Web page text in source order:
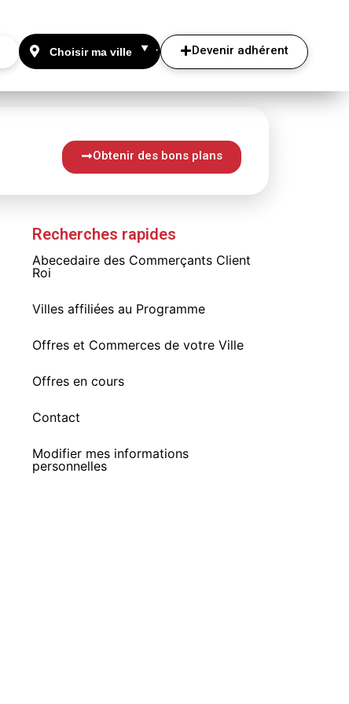
Devenir adhérent
Obtenir des bons plans
Recherches rapides
Abecedaire des Commerçants Client
Roi
Villes affiliées au Programme
Offres et Commerces de votre Ville
Offres en cours
Contact
Modifier mes informations
personnelles